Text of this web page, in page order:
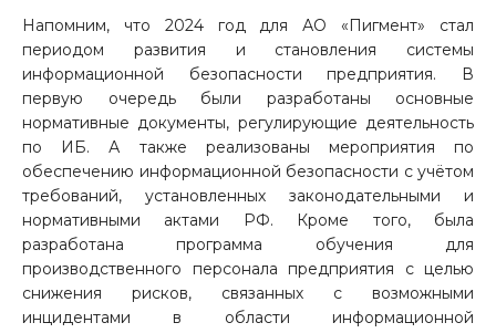
Напомним, что 2024 год для АО «Пигмент» стал
периодом развития и становления системы
информационной безопасности предприятия. В
первую очередь были разработаны основные
нормативные документы, регулирующие деятельность
по ИБ. А также реализованы мероприятия по
обеспечению информационной безопасности с учётом
требований, установленных законодательными и
нормативными актами РФ. Кроме того, была
разработана программа обучения для
производственного персонала предприятия с целью
снижения рисков, связанных с возможными
инцидентами в области информационной